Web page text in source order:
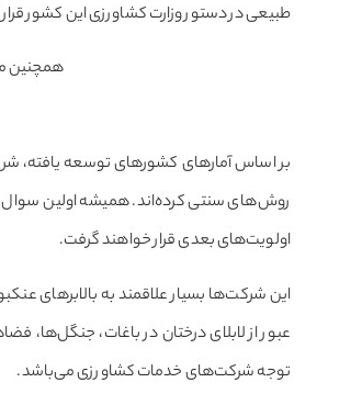
طبیعی در دستور وزارت کشاورزی این کشور
همچنین
بر اساس آمارهای کشورهای توسعه یافته،
روش‌های سنتی کرده‌اند. همیشه اولین سوال
اولویت‌های بعدی قرار خواهند گرفت.
این شرکت‌ها بسیار علاقمند به بالابرهای
عبور از لابلای درختان در باغات، جنگل‌ها،
توجه شرکت‌های خدمات کشاورزی می‌­باشد.